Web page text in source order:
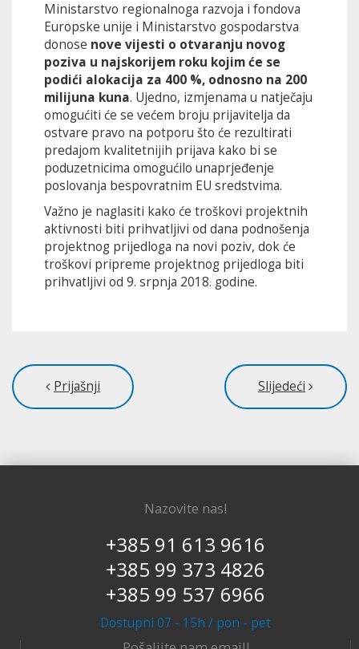
Ministarstvo regionalnoga razvoja i fondova
Europske unije i Ministarstvo gospodarstva
donose nove vijesti o otvaranju novog
poziva u najskorijem roku kojim će se
podići alokacija za 400 %, odnosno na 200
milijuna kuna. Ujedno, izmjenama u natječaju
omogućiti će se većem broju prijavitelja da
ostvare pravo na potporu što će rezultirati
predajom kvalitetnijih prijava kako bi se
poduzetnicima omogućilo unaprjeđenje
poslovanja bespovratnim EU sredstvima.
Važno je naglasiti kako će troškovi projektnih
aktivnosti biti prihvatljivi od dana podnošenja
projektnog prijedloga na novi poziv, dok će
troškovi pripreme projektnog prijedloga biti
prihvatljivi od 9. srpnja 2018. godine.
Prijašnji Slijedeći
Nazovite nas!
+385 91 613 9616
+385 99 373 4826
+385 99 537 6966
Dostupni 07 - 15h / pon - pet